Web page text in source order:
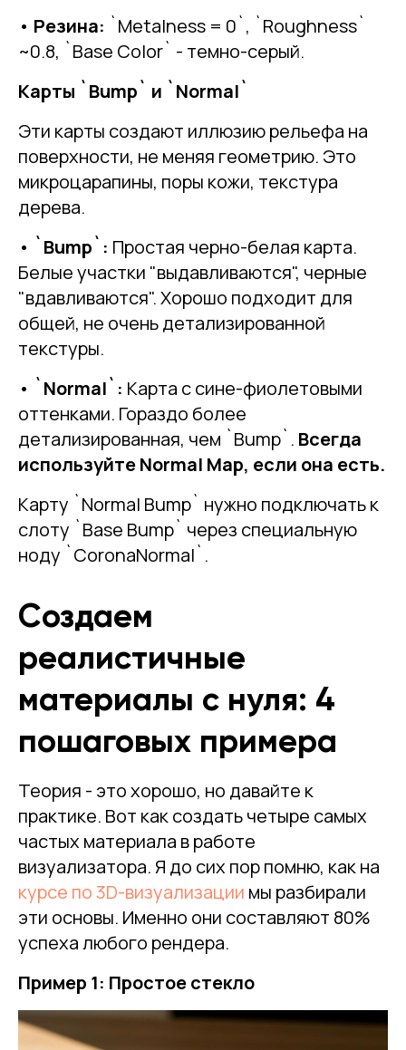
• Резина: `Metalness = 0`, `Roughness`
~0.8, `Base Color` - темно-серый.
Карты `Bump` и `Normal`
Эти карты создают иллюзию рельефа на
поверхности, не меняя геометрию. Это
микроцарапины, поры кожи, текстура
дерева.
• `Bump`: Простая черно-белая карта.
Белые участки "выдавливаются", черные
"вдавливаются". Хорошо подходит для
общей, не очень детализированной
текстуры.
• `Normal`: Карта с сине-фиолетовыми
оттенками. Гораздо более
детализированная, чем `Bump`. Всегда
используйте Normal Map, если она есть.
Карту `Normal Bump` нужно подключать к
слоту `Base Bump` через специальную
ноду `CoronaNormal`.
Создаем
реалистичные
материалы с нуля: 4
пошаговых примера
Теория - это хорошо, но давайте к
практике. Вот как создать четыре самых
частых материала в работе
визуализатора. Я до сих пор помню, как на
курсе по 3D-визуализации мы разбирали
эти основы. Именно они составляют 80%
успеха любого рендера.
Пример 1: Простое стекло